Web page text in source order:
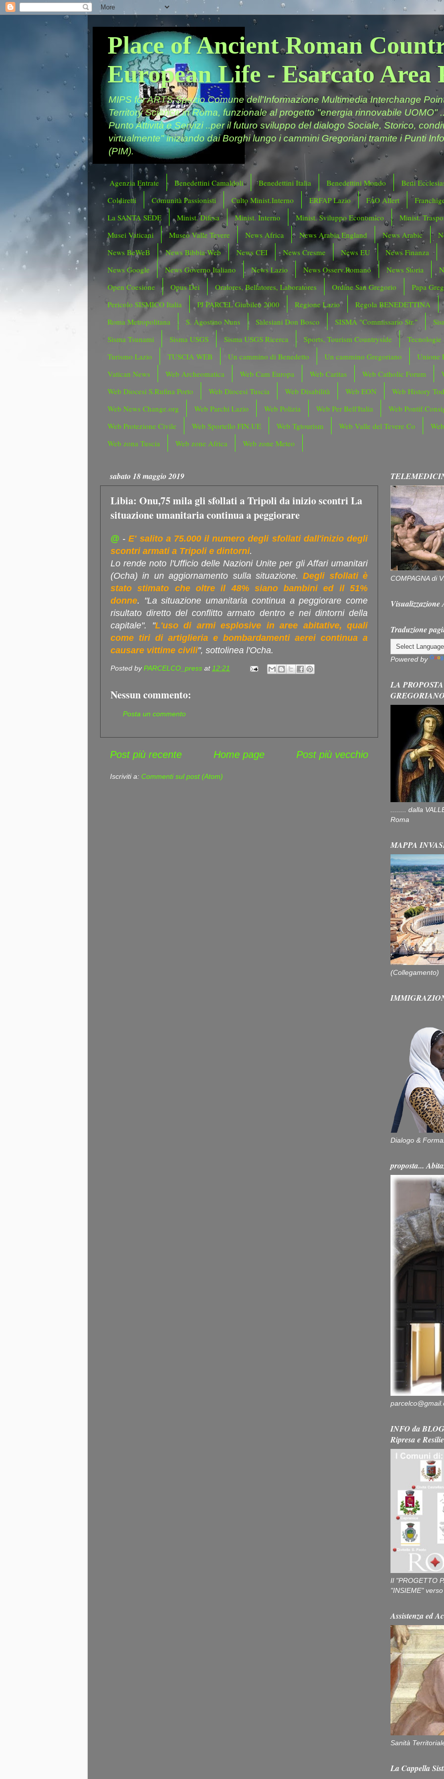
Place of Ancient Roman
European Life - Esarcato Area
MIPS for ARTS Spazio Comune dell'Informazione Multimedia Interchange
Territory Science in Roma, funzionale al progetto "energia rinnovabile UOMO"
Punto Attività e Servizi ..per il futuro sviluppo del dialogo Sociale, Storico,
virtualmente" iniziando dai Borghi lungo i cammini Gregoriani tramite i Punti
(PIM).
Agenzia Entrate Benedettini Camaldoli Benedettini Italia Benedettini Mondo
Beni
Coldiretti
Comunità Passionisti Culto Minist.Interno ERFAP Lazio FAO Allert
La SANTA SEDE
Minist. Difesa Minist. Interno Minist. Sviluppo Economico
Minist.
Musei Vaticani
Museo Valle Tevere News Africa News Arabia England News Arabic
News BeWeB
News Bibbia Web News CEI News Cresme News EU
News Finanza
News Google
News Governo Italiano News Lazio News Osserv.Romano News Storia
Open Coesione
Opus Dei Oratores, Bellatores, Laboratores Ordine San Gregorio
Papa
Pericolo SISMICO Italia
PJ PARCEL Giubileo 2000 Regione Lazio
Regola BENEDETTINA
Roma Metropolitana
S. Agostino Nuns Salesiani Don Bosco SISMA "Commissario Str."
Sisma Tsunami
Sisma USGS Sisma USGS Ricerca Sports, Tourism Countryside
Tecnologie
Turismo Lazio
TUSCIA WEB Un cammino di Benedetto Un cammino Gregoriano
Unione
Vatican News
Web Archeomatica Web Cam Europa Web Caritas Web Catholic Forum
Web Diocesi S.Rufina Porto
Web Diocesi Tuscia Web Disabilità Web EON
Web History
Web News Change.org
Web Parchi Lazio Web Polizia Web Per Bell'Italia
Web
Web Protezione Civile
Web Sportello FIN.UE Web Tgtourism Web Valle del Tevere Co
Web zona Tuscia
Web zone Africa Web zone Meteo
sabato 18 maggio 2019
Libia: Onu,75 mila gli sfollati a Tripoli da inizio scontri La
situazione umanitaria continua a peggiorare
@ -E' salito a 75.000 il numero degli sfollati dall'inizio degli
scontri armati a Tripoli e dintorni.
Lo rende noto l'Ufficio delle Nazioni Unite per gli Affari umanitari
(Ocha) in un aggiornamento sulla situazione.Degli sfollati è
stato stimato che oltre il 48% siano bambini ed il 51%
donne. "La situazione umanitaria continua a peggiorare come
risultato diretto del conflitto armato dentro e nei dintorni della
capitale". "L'uso di armi esplosive in aree abitative, quali
come tiri di artiglieria e bombardamenti aerei continua a
causare vittime civili", sottolinea l'Ocha.
Posted byPARCELCO_press at12:21
Nessun commento:
Posta un commento
Post più recente Post più vecchio
Home page
Iscriviti a: Commenti sul post (Atom)
COMPAGNA di
Traduzione
Powered by
LA
........ dalla
Roma
MAPPA
(Collegamento)
Dialogo &
proposta...
INFO da
Ripresa e
Il "PROGETTO
"INSIEME"
Assistenza ed
Sanità
La Cappella